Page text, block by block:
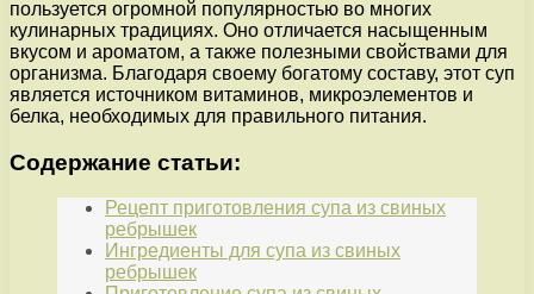
пользуется огромной популярностью во многих
кулинарных традициях. Оно отличается насыщенным
вкусом и ароматом, а также полезными свойствами для
организма. Благодаря своему богатому составу, этот суп
является источником витаминов, микроэлементов и
белка, необходимых для правильного питания.
Содержание статьи:
Рецепт приготовления супа из свиных
ребрышек
Ингредиенты для супа из свиных
ребрышек